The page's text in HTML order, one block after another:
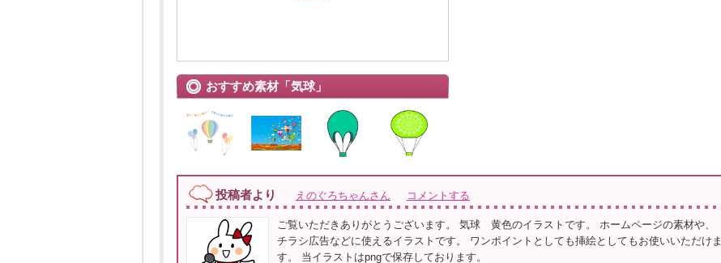
おすすめ素材「気球」
投稿者より えのぐろちゃんさん コメントする
ご覧いただきありがとうございます。 気球 黄色のイラストです。 ホームページの素材や、
チラシ広告などに使えるイラストです。 ワンポイントとしても挿絵としてもお使いいただけま
す。 当イラストはpngで保存しております。